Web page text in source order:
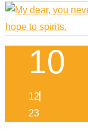
10
12
23